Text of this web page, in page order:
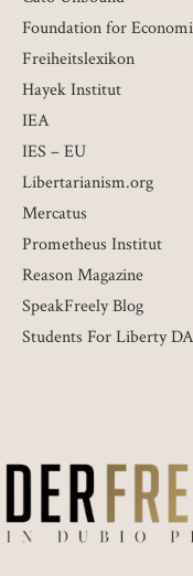
Foundation for
Freiheitslexikon
Hayek Institut
IEA
IES – EU
Libertarianism.org
Mercatus
Prometheus Institut
Reason Magazine
SpeakFreely Blog
Students For Liberty